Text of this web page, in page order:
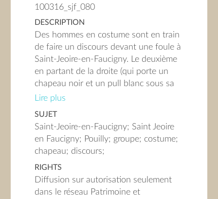
100316_sjf_080
DESCRIPTION
Des hommes en costume sont en train
de faire un discours devant une foule à
Saint-Jeoire-en-Faucigny. Le deuxième
en partant de la droite (qui porte un
chapeau noir et un pull blanc sous sa
veste) est Maurice GIROD, le président
Lire plus
SUJET
Saint-Jeoire-en-Faucigny; Saint Jeoire
en Faucigny; Pouilly; groupe; costume;
chapeau; discours;
RIGHTS
Diffusion sur autorisation seulement
dans le réseau Patrimoine et